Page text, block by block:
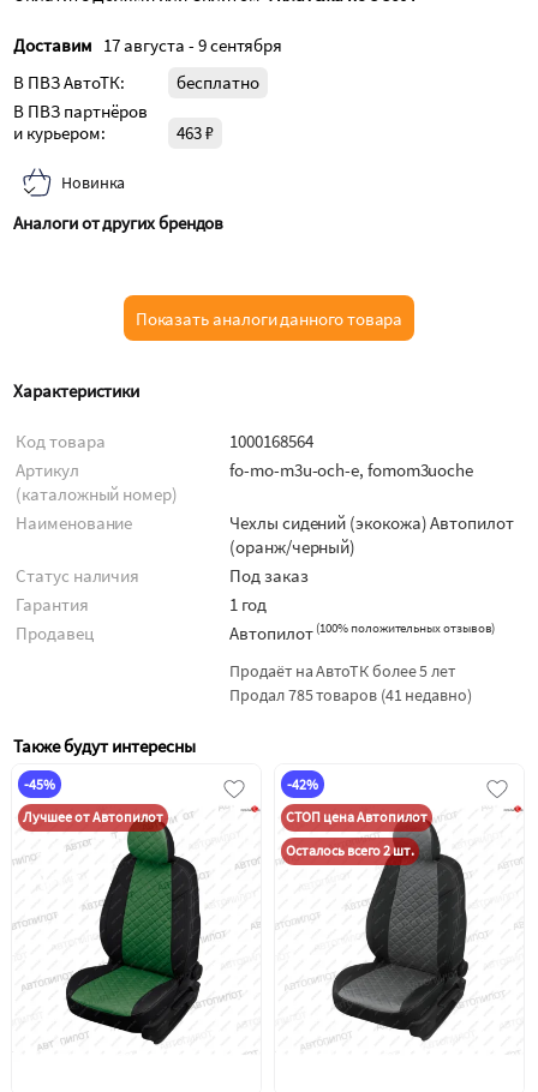
Доставим 17 августа - 9 сентября
В ПВЗ АвтоТК:
бесплатно
В ПВЗ партнёров
и курьером:
463 ₽
Новинка
Аналоги от других брендов
Показать аналоги данного товара
Характеристики
Код товара
1000168564
Артикул
(каталожный номер)
fo-mo-m3u-och-e, fomom3uoche
Наименование
Чехлы сидений (экокожа) Автопилот
(оранж/черный)
Статус наличия
Под заказ
Гарантия
1 год
Продавец
Автопилот (100% положительных отзывов)
Продаёт на АвтоТК более 5 лет
Продал 785 товаров (41 недавно)
Также будут интересны
-45%
Лучшее от Автопилот
-42%
СТОП цена Автопилот
Осталось всего 2 шт.